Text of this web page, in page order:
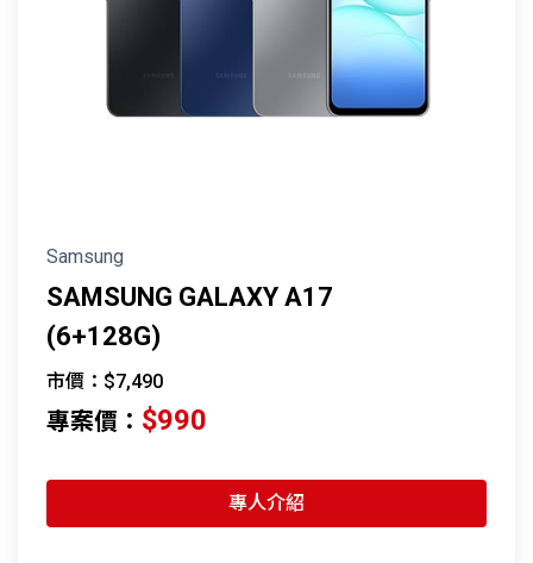
Samsung
SAMSUNG GALAXY A17
(6+128G)
市價：$7,490
專案價： $990
專人介紹